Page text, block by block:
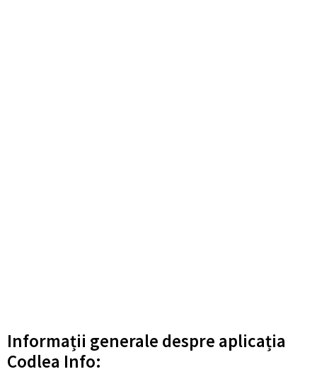
Informații generale despre aplicația
Codlea Info: